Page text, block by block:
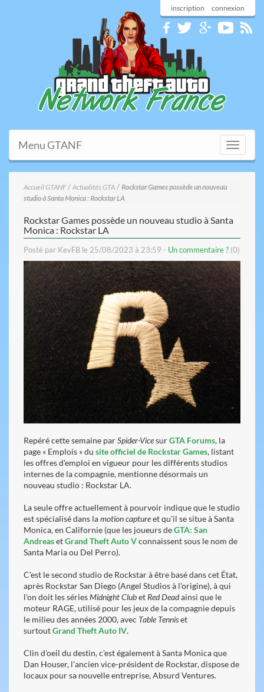
inscription connexion
Toggle
Menu GTANF
Accueil GTANF/ Actualités GTA / Rockstar Games possède un nouveau
studio à Santa Monica : Rockstar LA
Rockstar Games possède un nouveau studio à Santa
Monica : Rockstar LA
Posté par KevFB le 25/08/2023 à 23:59 - Un commentaire ? (0)
Repéré cette semaine parSpider-VicesurGTA Forums, la
page « Emplois » du site officiel de Rockstar Games, listant
les offres d'emploi en vigueur pour les différents studios
internes de la compagnie, mentionne désormais un
nouveau studio : Rockstar LA.
La seule offre actuellement à pourvoir indique que le studio
est spécialisé dans lamotion captureet qu'il se situe à Santa
Monica, en Californie (que les joueurs deGTA: San
AndreasetGrand Theft Auto Vconnaissent sous le nom de
Santa Maria ou Del Perro).
C'est le second studio de Rockstar à être basé dans cet État,
après Rockstar San Diego (Angel Studios à l'origine), à qui
l'on doit les sériesMidnight Clubet Red Deadainsi que le
moteur RAGE, utilisé pour les jeux de la compagnie depuis
le milieu des années 2000, avec Table Tenniset
surtoutGrand Theft Auto IV.
Clin d'oeil du destin, c'est également à Santa Monica que
Dan Houser, l'ancien vice-président de Rockstar, dispose de
locaux pour sa nouvelle entreprise, Absurd Ventures.